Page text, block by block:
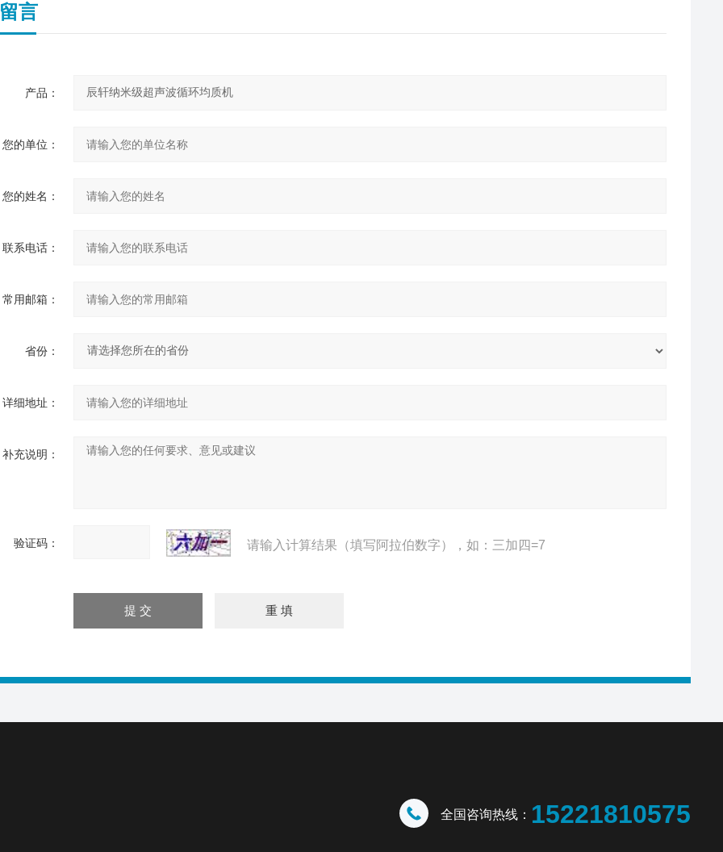
言
产品：
您的单位：
您的姓名：
联系电话：
常用邮箱：
省份：
详细地址：
补充说明：
验证码： 请输入计算结果（填写阿拉伯数字），如：三加四=7
全国咨询热线： 15221810575